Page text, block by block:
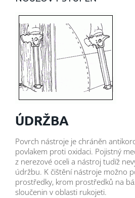
ÚDRŽBA
Povrch nástroje je chráněn
povlakem proti oxidaci. Pojistný
z nerezové oceli a nástroj tudíž
údržbu. K čištění nástroje možno
prostředky, krom prostředků na
sloučenin v oblasti rukojeti.